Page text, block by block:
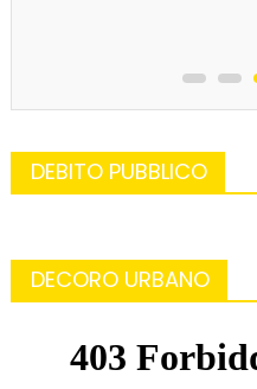
DEBITO PUBBLICO
DECORO URBANO